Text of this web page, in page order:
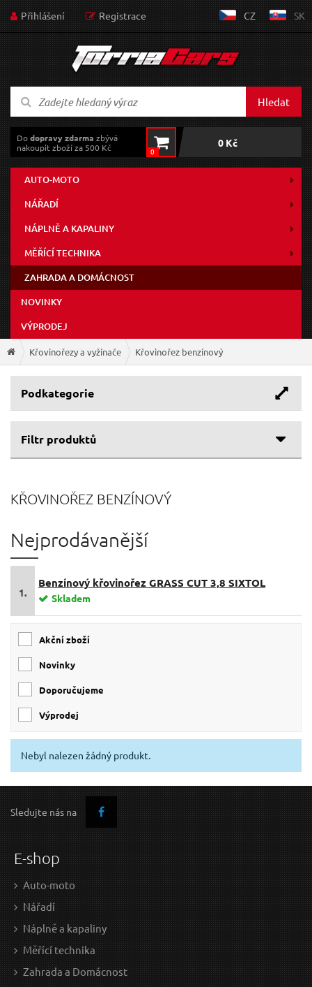
Přihlášení Registrace CZ SK
Hledat
Dodopravy zdarma zbývá
nakoupit zboží za 500 Kč
0
0 Kč
AUTO-MOTO
NÁŘADÍ
NÁPLNĚ A KAPALINY
MĚŘÍCÍ TECHNIKA
ZAHRADA A DOMÁCNOST
NOVINKY
VÝPRODEJ
Křovinořezy a vyžínače Křovinořez benzínový
Podkategorie
Filtr produktů
KŘOVINOŘEZ BENZÍNOVÝ
Nejprodávanější
1.
Benzínový křovinořez GRASS CUT 3,8 SIXTOL
Skladem
Akční zboží
Novinky
Doporučujeme
Výprodej
Nebyl nalezen žádný produkt.
Sledujte nás na
E-shop
Auto-moto
Nářadí
Náplně a kapaliny
Měřící technika
Zahrada a Domácnost